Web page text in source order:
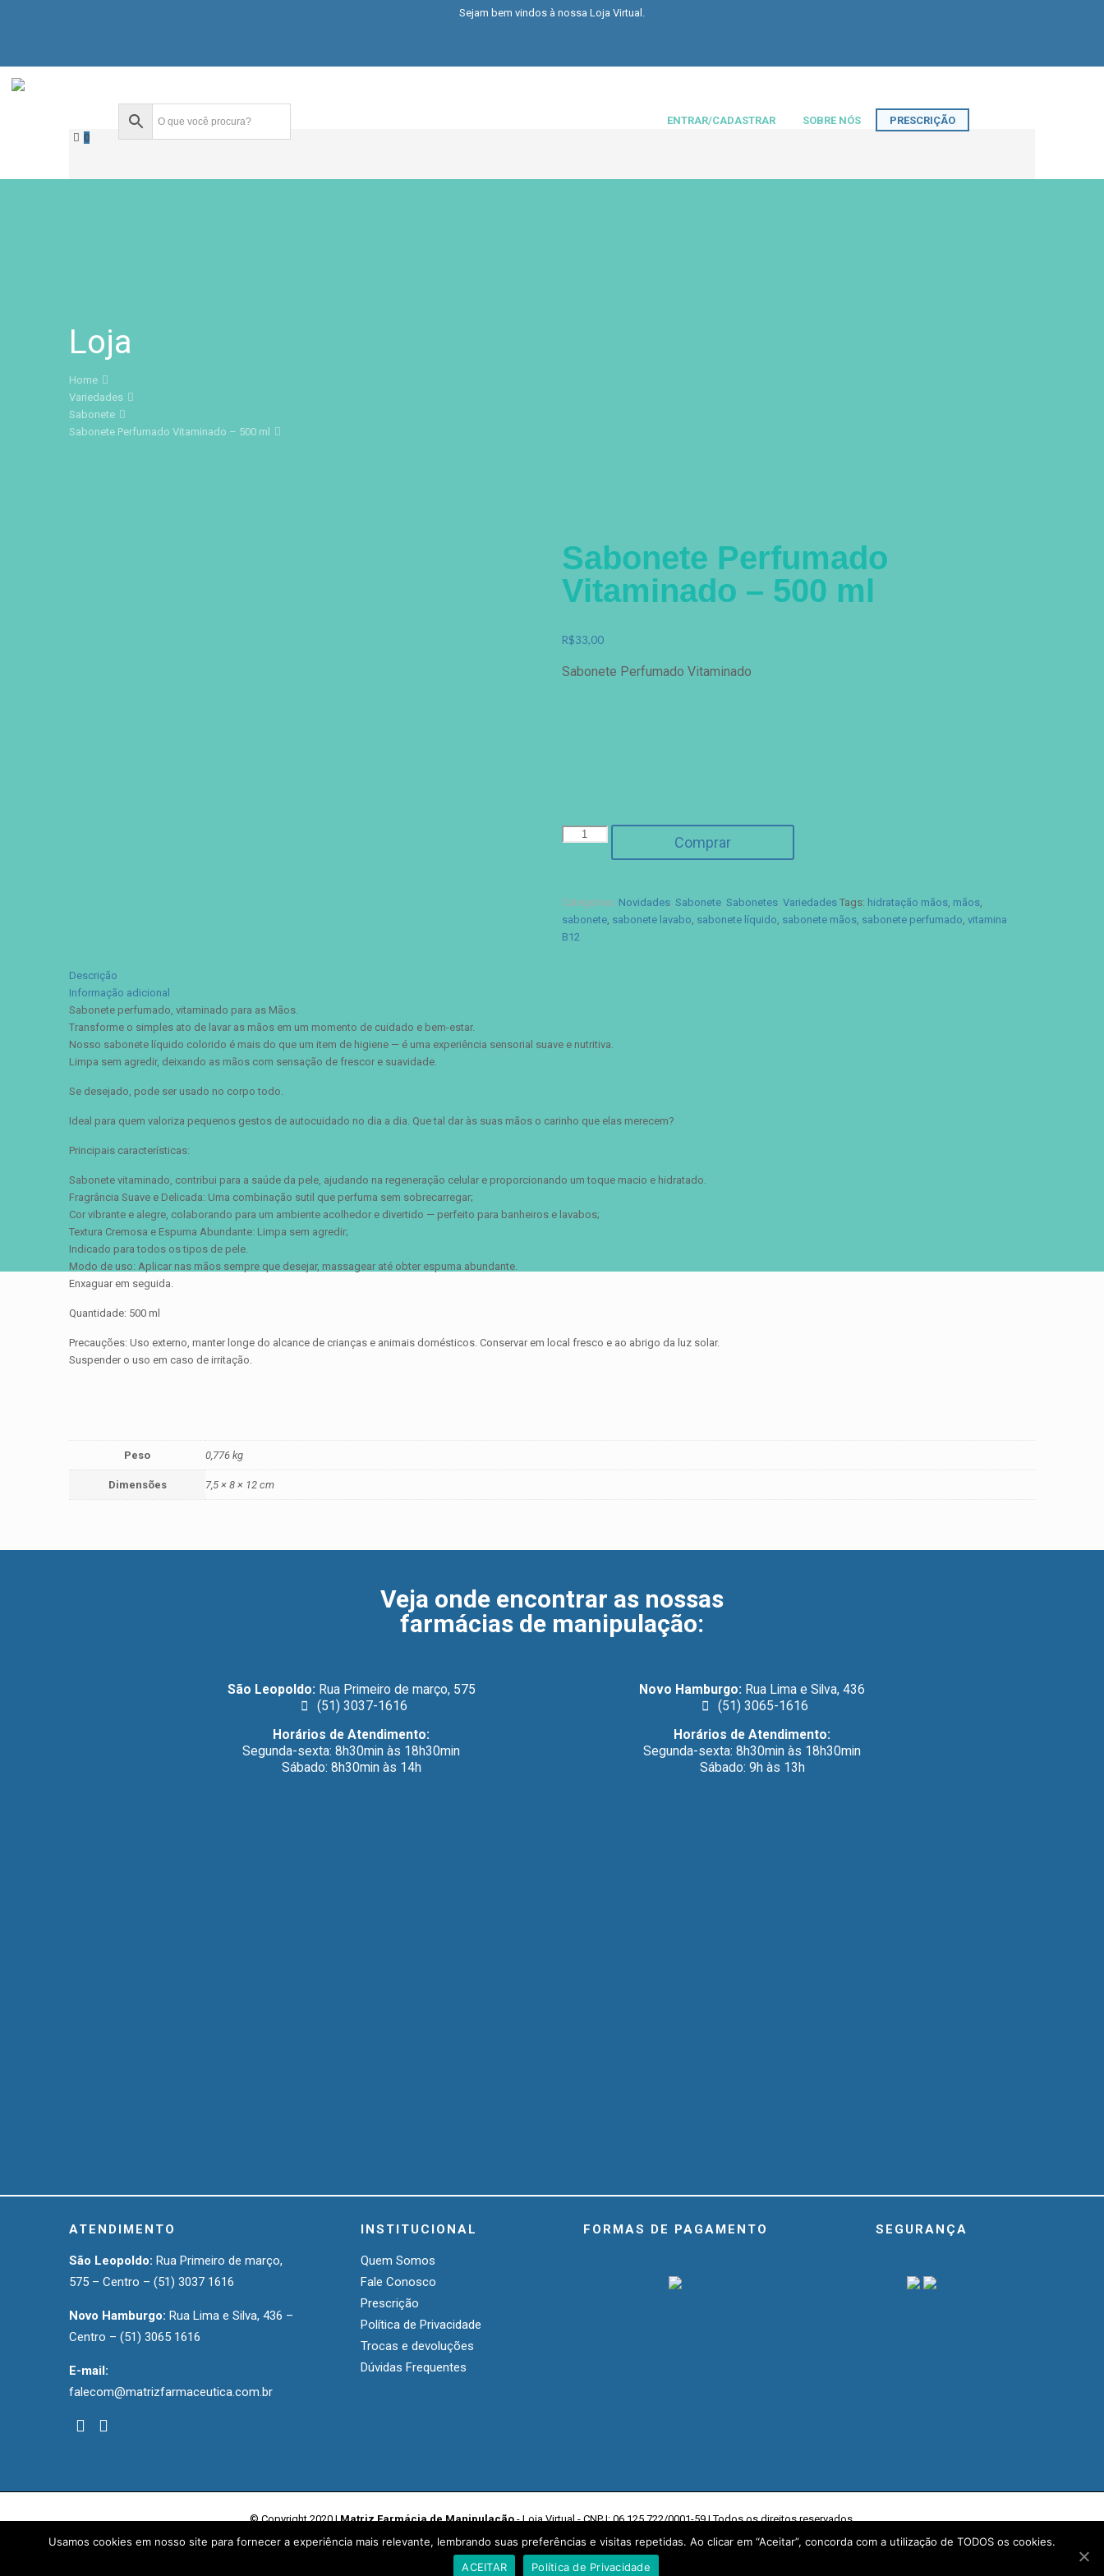
Sejam bem vindos à nossa Loja Virtual.
ENTRAR/CADASTRAR SOBRE NÓS
PRESCRIÇÃO
0
Loja
Home
Variedades
Sabonete
Sabonete Perfumado Vitaminado – 500 ml
Sabonete Perfumado
Vitaminado – 500 ml
R$33,00
Sabonete Perfumado Vitaminado
Sabonete
500
ml
quantidade
Comprar
Categorias: Novidades, Sabonete, Sabonetes, Variedades Tags: hidratação mãos, mãos,
sabonete, sabonete lavabo, sabonete líquido, sabonete mãos, sabonete perfumado, vitamina
B12
Descrição
Informação adicional
Sabonete perfumado, vitaminado para as Mãos.
Transforme o simples ato de lavar as mãos em um momento de cuidado e bem-estar.
Nosso sabonete líquido colorido é mais do que um item de higiene — é uma experiência sensorial suave e nutritiva.
Limpa sem agredir, deixando as mãos com sensação de frescor e suavidade.
Se desejado, pode ser usado no corpo todo.
Ideal para quem valoriza pequenos gestos de autocuidado no dia a dia. Que tal dar às suas mãos o carinho que elas merecem?
Principais características:
Sabonete vitaminado, contribui para a saúde da pele, ajudando na regeneração celular e proporcionando um toque macio e hidratado.
Fragrância Suave e Delicada: Uma combinação sutil que perfuma sem sobrecarregar;
Cor vibrante e alegre, colaborando para um ambiente acolhedor e divertido — perfeito para banheiros e lavabos;
Textura Cremosa e Espuma Abundante: Limpa sem agredir;
Indicado para todos os tipos de pele.
Modo de uso: Aplicar nas mãos sempre que desejar, massagear até obter espuma abundante.
Enxaguar em seguida.
Quantidade: 500 ml
Precauções: Uso externo, manter longe do alcance de crianças e animais domésticos. Conservar em local fresco e ao abrigo da luz solar.
Suspender o uso em caso de irritação.
Peso 0,776 kg
Dimensões 7,5 × 8 × 12 cm
Veja onde encontrar as nossas
farmácias de manipulação:
São Leopoldo: Rua Primeiro de março, 575
(51) 3037-1616
Horários de Atendimento:
Segunda-sexta: 8h30min às 18h30min
Sábado: 8h30min às 14h
Novo Hamburgo: Rua Lima e Silva, 436
(51) 3065-1616
Horários de Atendimento:
Segunda-sexta: 8h30min às 18h30min
Sábado: 9h às 13h
ATENDIMENTO
São Leopoldo: Rua Primeiro de março,
575 – Centro – (51) 3037 1616
Novo Hamburgo: Rua Lima e Silva, 436 –
Centro – (51) 3065 1616
E-mail:
falecom@matrizfarmaceutica.com.br
INSTITUCIONAL
Quem Somos
Fale Conosco
Prescrição
Política de Privacidade
Trocas e devoluções
Dúvidas Frequentes
FORMAS DE PAGAMENTO SEGURANÇA
© Copyright 2020 |Matriz Farmácia de Manipulação- Loja Virtual - CNPJ: 06.125.722/0001-59 | Todos os direitos reservados.
Usamos cookies em nosso site para fornecer a experiência mais relevante, lembrando suas preferências e visitas repetidas. Ao clicar em “Aceitar”, concorda com a utilização de TODOS os cookies.
ACEITAR
Política de Privacidade